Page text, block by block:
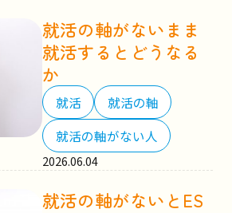
就活の軸がないまま
就活するとどうなる
か
就活
就活の軸
就活の軸がない人
2026.06.04
就活の軸がないとES